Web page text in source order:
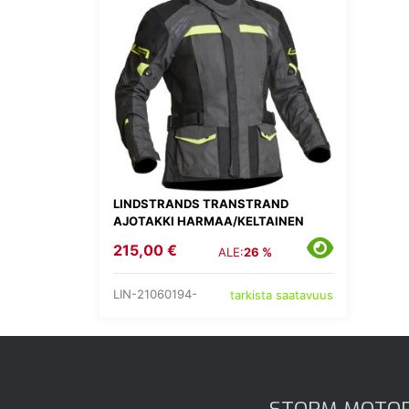
LINDSTRANDS TRANSTRAND
AJOTAKKI HARMAA/KELTAINEN
215,00 € ALE:26 %
LIN-21060194- tarkista saatavuus